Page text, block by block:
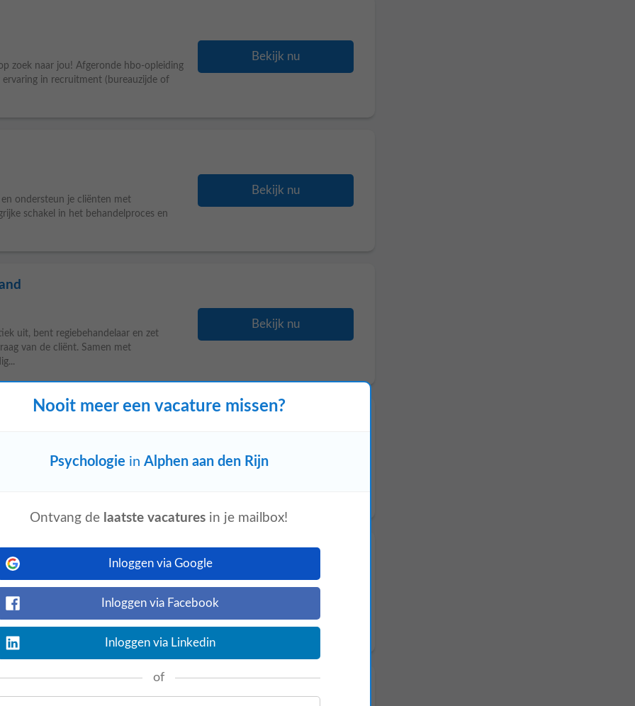
zoek naar jou! Afgeronde hbo-opleiding
in recruitment (bureauzijde of
Bekijk nu
en ondersteun je cliënten met
schakel in het behandelproces en
Bekijk nu
uit, bent regiebehandelaar en zet
van de cliënt. Samen met
Bekijk nu
realiseren. Je denkt verder dan
preventief over vitaliteit en draagt actief
Bekijk nu
je multidisciplinair samen met onder
Nooit meer een vacature missen?
Psychologie in Alphen aan den Rijn
Ontvang de laatste vacatures in je mailbox!
Inloggen via Google
Inloggen via Facebook
Inloggen via Linkedin
of